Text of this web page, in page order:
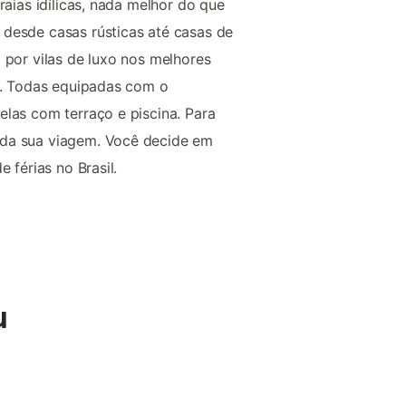
idílicas, nada melhor do que
casas rústicas até casas de
vilas de luxo nos melhores
equipadas com o
com terraço e piscina. Para
sua viagem. Você decide em
férias no Brasil.